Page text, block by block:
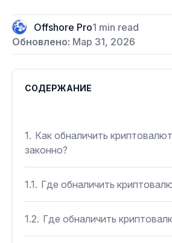
Offshore Pro1 min read
Обновлено: Мар 31, 2026
СОДЕРЖАНИЕ
1. Как обналичить
законно?
1.1. Где обналичить
1.2. Где обналичить